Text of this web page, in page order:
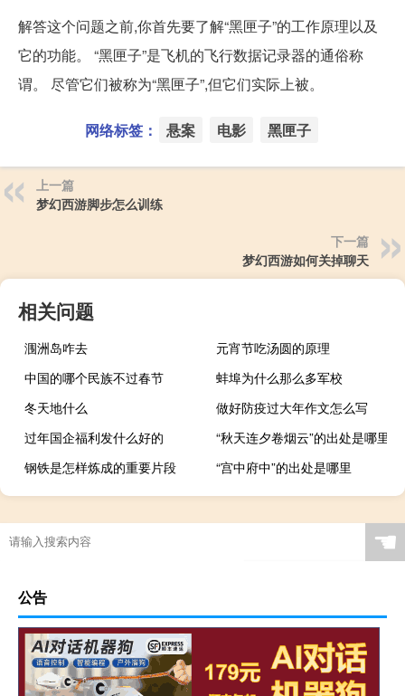
解答这个问题之前,你首先要了解“黑匣子”的工作原理以及
它的功能。 “黑匣子”是飞机的飞行数据记录器的通俗称
谓。 尽管它们被称为“黑匣子”,但它们实际上被。
网络标签： 悬案 电影 黑匣子
上一篇
梦幻西游脚步怎么训练
下一篇
梦幻西游如何关掉聊天
相关问题
涠洲岛咋去
元宵节吃汤圆的原理
中国的哪个民族不过春节
蚌埠为什么那么多军校
冬天地什么
做好防疫过大年作文怎么写
过年国企福利发什么好的
“秋天连夕卷烟云”的出处是哪里
钢铁是怎样炼成的重要片段
“宫中府中”的出处是哪里
☚
公告